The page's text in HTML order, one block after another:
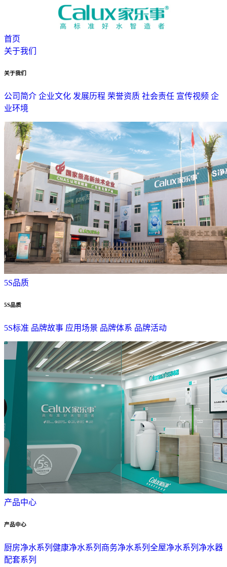
首页
关于我们
关于我们
公司简介 企业文化 发展历程 荣誉资质 社会责任 宣传视频 企
业环境
5S品质
5S品质
5S标准 品牌故事 应用场景 品牌体系 品牌活动
产品中心
产品中心
厨房净水系列 健康净水系列 商务净水系列 全屋净水系列 净水器
配套系列